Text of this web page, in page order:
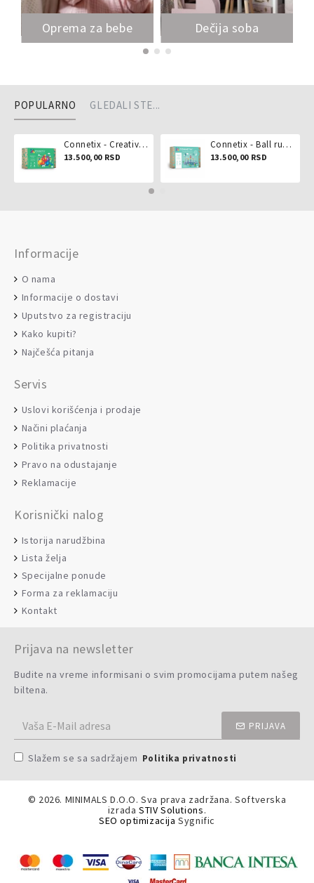
Oprema za bebe Dečija soba
POPULARNO GLEDALI STE...
Connetix - Creative pack 102 dela
13.500,00 RSD
Connetix - Ball run pastel 106 delova
13.500,00 RSD
Informacije
O nama
Informacije o dostavi
Uputstvo za registraciju
Kako kupiti?
Najčešća pitanja
Servis
Uslovi korišćenja i prodaje
Načini plaćanja
Politika privatnosti
Pravo na odustajanje
Reklamacije
Korisnički nalog
Istorija narudžbina
Lista želja
Specijalne ponude
Forma za reklamaciju
Kontakt
Prijava na newsletter
Budite na vreme informisani o svim promocijama putem našeg
biltena.
PRIJAVA
Slažem se sa sadržajem Politika privatnosti
© 2026. MINIMALS D.O.O. Sva prava zadržana. Softverska
izradaSTIV Solutions.
SEO optimizacija Sygnific